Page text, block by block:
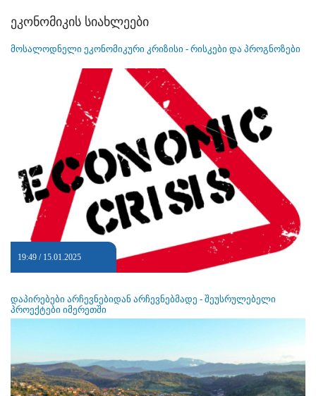
ეკონომიკის სიახლეები
მოსალოდნელი ეკონომიკური კრიზისი - რისკები და პროგნოზები
19:49 / 15.01.2025
დაპირებები არჩევნებიდან არჩევნებმადე - შეუსრულებელი
პროექტები იმერეთში